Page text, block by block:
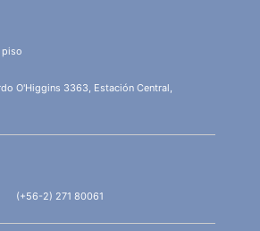
piso
O'Higgins 3363, Estación Central,
(+56-2) 271 80061